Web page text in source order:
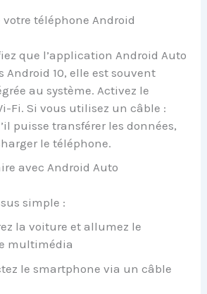
votre téléphone Android
que l’application Android Auto
Android 10, elle est souvent
au système. Activez le
Fi. Si vous utilisez un câble :
puisse transférer les données,
le téléphone.
avec Android Auto
simple :
la voiture et allumez le
multimédia
le smartphone via un câble